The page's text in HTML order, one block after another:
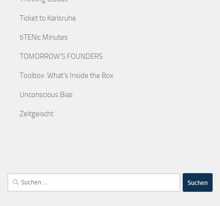
Ticket to Karlsruhe
tiTENic Minutes
TOMORROW'S FOUNDERS
Toolbox: What's Inside the Box
Unconscious Bias
Zeitgeischt